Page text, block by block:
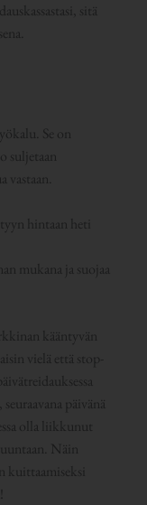
sitä
Se on
suljetaan
vastaan.
hintaan heti
mukana ja suojaa
kääntyvän
vielä että stop-
päivänä
olla liikkunut
Näin
kuittaamiseksi